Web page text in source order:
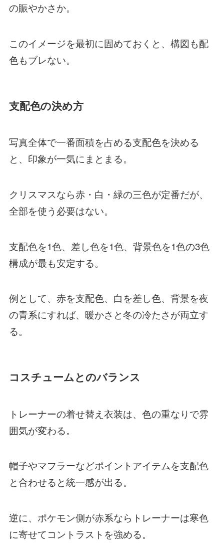
の賑やかさか。
このイメージを最初に固めておくと、構図も配
色もブレない。
支配色の決め方
写真全体で一番面積を占める支配色を決める
と、印象が一気にまとまる。
クリスマスなら赤・白・緑の三色が定番だが、
全部を使う必要はない。
支配色を1色、差し色を1色、背景色を1色の3色
構成が最も安定する。
例として、赤を支配色、白を差し色、背景を夜
の青系にすれば、暖かさと冬の冷たさが両立す
る。
コスチュームとのバランス
トレーナーの着せ替え衣装は、色の重なりで雰
囲気が変わる。
帽子やマフラーなどポイントアイテムを支配色
と合わせると統一感が出る。
逆に、ポケモン側が赤系ならトレーナーは寒色
に寄せてコントラストを強める。